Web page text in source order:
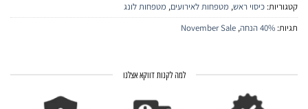
קטגוריות: כיסוי ראש, מטפחות לאירועים, מטפחות לונג
תגיות: 40% הנחה ,
November Sale
למה לקנות דווקא אצלנו